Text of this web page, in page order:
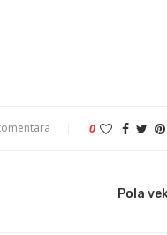
0
Pola